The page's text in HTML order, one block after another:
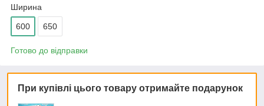
Ширина
600 650
Готово до відправки
При купівлі цього товару отримайте подарунок